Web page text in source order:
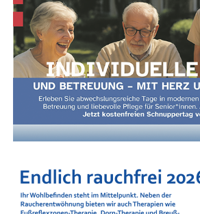
„Funk­ti­ons-Modus“
Die fol­gen­den Sym­pto­me sind
dass Ihr Sys­tem Hil­fe benötigt:
Psy­chi­sche Belas­tung:
ein Gefühl inne­rer Lee­re,
oder tief­sit­zen­de Selbstzweifel.
Psy­cho­so­ma­ti­sche Signa­le:
chro­ni­sche Ver­span­nun­gen,
Zäh­ne­knir­schen oder eine